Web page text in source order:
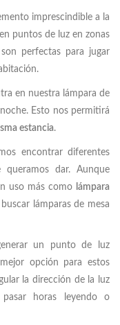
imprescindible a la
puntos de luz en zonas
perfectas para jugar
en nuestra lámpara de
Esto nos permitirá
estancia.
encontrar diferentes
dar. Aunque
uso más como lámpara
lámparas de mesa
un punto de luz
opción para estos
la dirección de la luz
horas leyendo o